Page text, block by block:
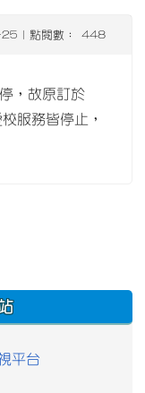
| 點閱數： 448
，故原訂於
服務皆停止，
平台